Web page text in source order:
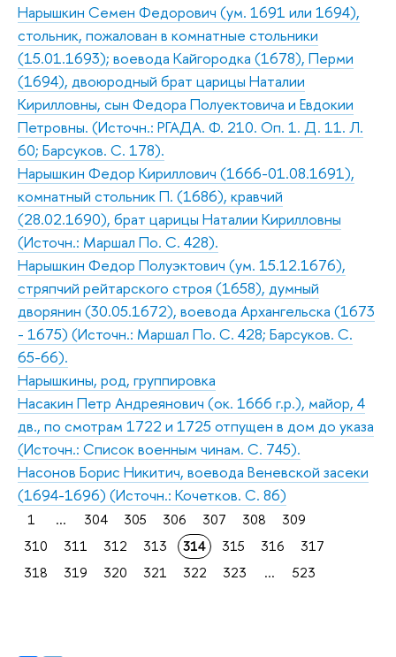
Нарышкин Семен Федорович (ум. 1691 или 1694),
стольник, пожалован в комнатные стольники
(15.01.1693); воевода Кайгородка (1678), Перми
(1694), двоюродный брат царицы Наталии
Кирилловны, сын Федора Полуектовича и Евдокии
Петровны. (Источн.: РГАДА. Ф. 210. Оп. 1. Д. 11. Л.
60; Барсуков. С. 178).
Нарышкин Федор Кириллович (1666-01.08.1691),
комнатный стольник П. (1686), кравчий
(28.02.1690), брат царицы Наталии Кирилловны
(Источн.: Маршал По. С. 428).
Нарышкин Федор Полуэктович (ум. 15.12.1676),
стряпчий рейтарского строя (1658), думный
дворянин (30.05.1672), воевода Архангельска (1673
- 1675) (Источн.: Маршал По. С. 428; Барсуков. С.
65-66).
Нарышкины, род, группировка
Насакин Петр Андреянович (ок. 1666 г.р.), майор, 4
дв., по смотрам 1722 и 1725 отпущен в дом до указа
(Источн.: Список военным чинам. С. 745).
Насонов Борис Никитич, воевода Веневской засеки
(1694-1696) (Источн.: Кочетков. С. 86)
1 ... 304 305 306 307 308
309
310
311 312 313 314 315 316
317
318
319 320 321 322 323 ... 523